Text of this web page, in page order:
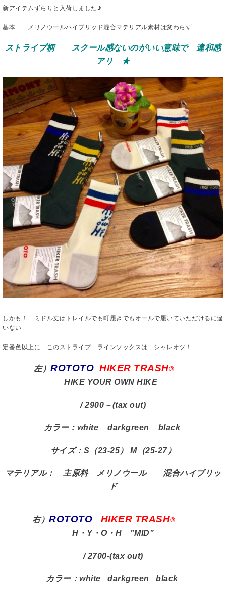
新アイテムずらりと入荷しました♪
基本 メリノウールハイブリッド混合マテリアル素材は変わらず
ストライプ柄 スクール感ないのがいい意味で 違和感
アリ ★
しかも！ ミドル丈はトレイルでも町履きでもオールで履いていただけるに違
いない
定番色以上に このストライプ ラインソックスは シャレオツ！
左） ROTOTO HIKER TRASH®
HIKE YOUR OWN HIKE
/ 2900－(tax out)
カラー：white darkgreen black
サイズ：S（23-25） M（25-27）
マテリアル： 主原料 メリノウール 混合ハイブリッ
ド
右）ROTOTO HIKER TRASH®
H・Y・O・H ”MID”
/ 2700-(tax out)
カラー：white darkgreen black